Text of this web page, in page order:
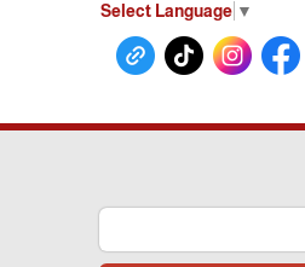
Select Language ▼